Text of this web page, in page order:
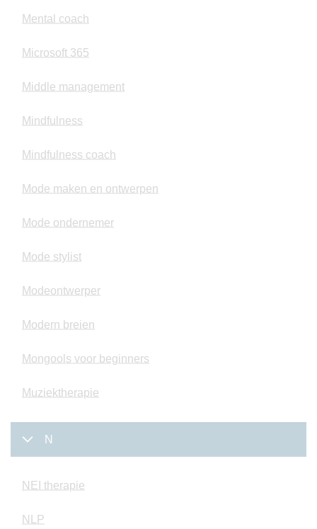
Mental coach
Microsoft 365
Middle management
Mindfulness
Mindfulness coach
Mode maken en ontwerpen
Mode ondernemer
Mode stylist
Modeontwerper
Modern breien
Mongools voor beginners
Muziektherapie
N
NEI therapie
NLP